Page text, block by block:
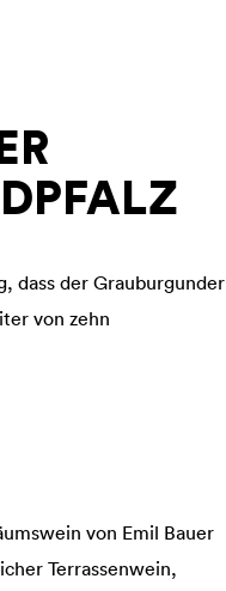
dass der Grauburgunder
von zehn
von Emil Bauer
Terrassenwein,